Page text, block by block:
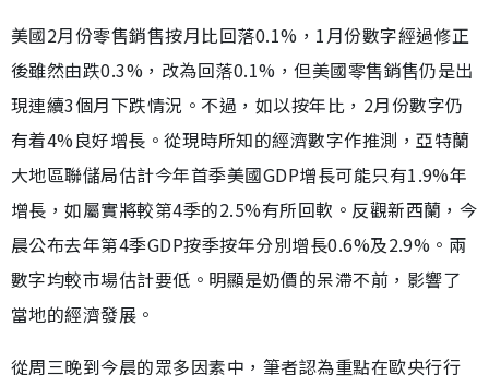
美國2月份零售銷售按月比回落0.1%，1月份數字經過修正
後雖然由跌0.3%，改為回落0.1%，但美國零售銷售仍是出
現連續3個月下跌情況。不過，如以按年比，2月份數字仍
有着4%良好增長。從現時所知的經濟數字作推測，亞特蘭
大地區聯儲局估計今年首季美國GDP增長可能只有1.9%年
增長，如屬實將較第4季的2.5%有所回軟。反觀新西蘭，今
晨公布去年第4季GDP按季按年分別增長0.6%及2.9%。兩
數字均較市場估計要低。明顯是奶價的呆滯不前，影響了
當地的經濟發展。
從周三晚到今晨的眾多因素中，筆者認為重點在歐央行行